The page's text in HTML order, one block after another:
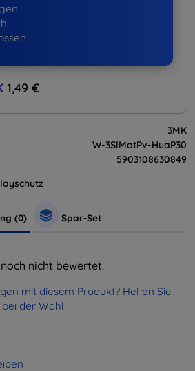
1,49 €
3MK
W-3SlMatPv-HuaP30
5903108630849
(0) Spar-Set
nicht bewertet.
mit diesem Produkt? Helfen Sie
der Wahl